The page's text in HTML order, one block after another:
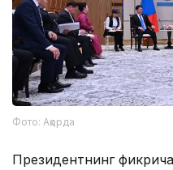
Фото: Ақорда
Президентнинг